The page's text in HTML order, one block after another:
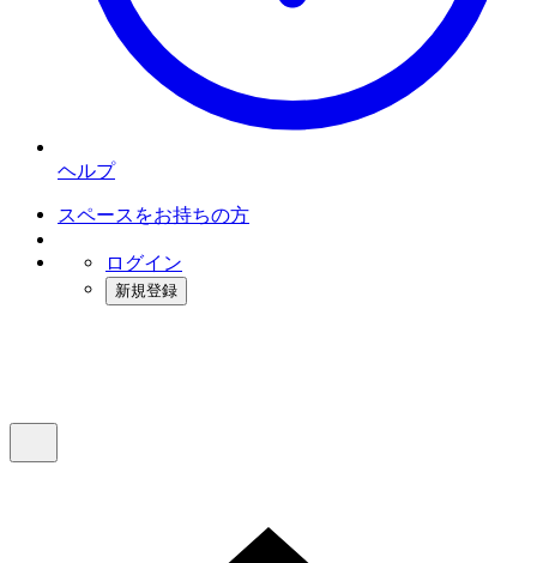
ヘルプ
スペースをお持ちの方
ログイン
新規登録